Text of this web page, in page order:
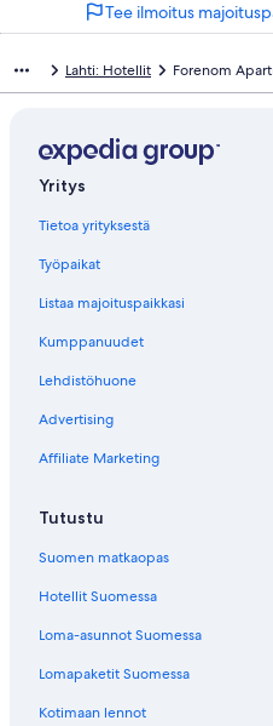
n
o
r
n
o
m
p
r
t
o
e
L
a
i
i
u
a
v
a
e
o
e
n
o
A
t
s
a
t
H
e
a
a
i
u
n
v
Tee ilmoitus
Lahti: Hotellit Forenom
Yritys
Tietoa yrityksestä
Työpaikat
Listaa majoituspaikkasi
Kumppanuudet
Lehdistöhuone
Advertising
Affiliate Marketing
Tutustu
Suomen matkaopas
Hotellit Suomessa
Loma-asunnot Suomessa
Lomapaketit Suomessa
Kotimaan lennot